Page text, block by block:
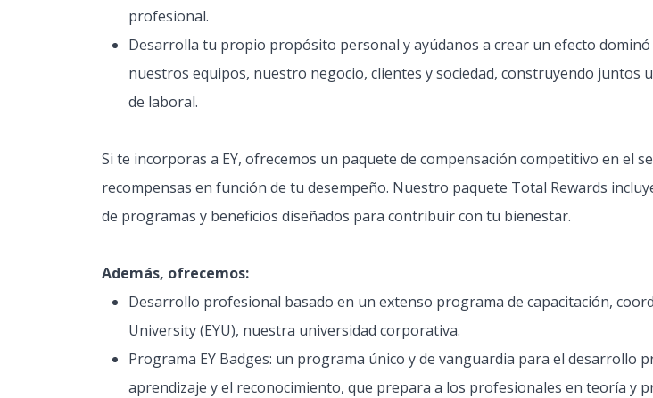
profesional.
Desarrolla tu propio propósito personal y ayúdanos a crear un efecto
nuestros equipos, nuestro negocio, clientes y sociedad, construyendo juntos
de laboral.
Si te incorporas a EY, ofrecemos un paquete de compensación competitivo en el
recompensas en función de tu desempeño. Nuestro paquete Total Rewards
de programas y beneficios diseñados para contribuir con tu bienestar.
Además, ofrecemos:
Desarrollo profesional basado en un extenso programa de capacitación,
University (EYU), nuestra universidad corporativa.
Programa EY Badges: un programa único y de vanguardia para el desarrollo
aprendizaje y el reconocimiento, que prepara a los profesionales en teoría y